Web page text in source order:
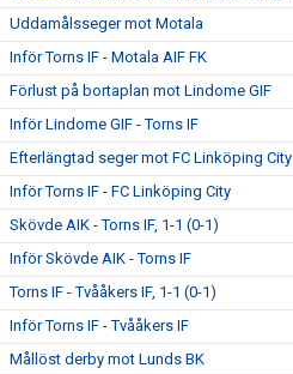
Uddamålsseger mot Motala
Inför Torns IF - Motala AIF FK
Förlust på bortaplan mot Lindome GIF
Inför Lindome GIF - Torns IF
Efterlängtad seger mot FC Linköping City
Inför Torns IF - FC Linköping City
Skövde AIK - Torns IF, 1-1 (0-1)
Inför Skövde AIK - Torns IF
Torns IF - Tvååkers IF, 1-1 (0-1)
Inför Torns IF - Tvååkers IF
Mållöst derby mot Lunds BK